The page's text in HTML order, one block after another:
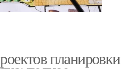
планировки